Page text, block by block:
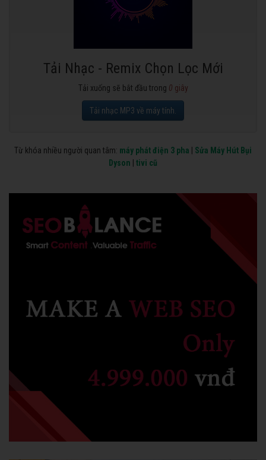
Tải Nhạc - Remix Chọn Lọc Mới
Tải xuống sẽ bắt đầu trong 0 giây
Tải nhạc MP3 về máy tính.
Từ khóa nhiều người quan tâm: máy phát điện 3 pha
Sửa Máy Hút Bụi
Dyson
tivi cũ